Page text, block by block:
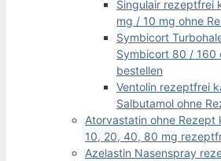
Singulair rezeptfrei
mg / 10 mg ohne
Symbicort
Symbicort 80 / 160
bestellen
Ventolin rezeptfrei
Salbutamol ohne
Atorvastatin ohne Rezept
10, 20, 40, 80 mg
Azelastin Nasenspray